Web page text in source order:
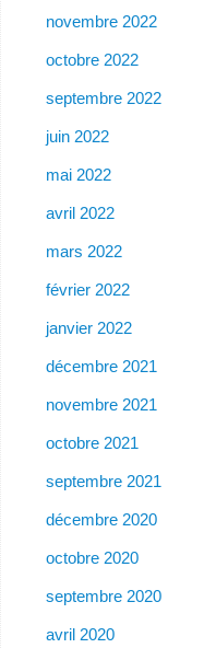
novembre 2022
octobre 2022
septembre 2022
juin 2022
mai 2022
avril 2022
mars 2022
février 2022
janvier 2022
décembre 2021
novembre 2021
octobre 2021
septembre 2021
décembre 2020
octobre 2020
septembre 2020
avril 2020